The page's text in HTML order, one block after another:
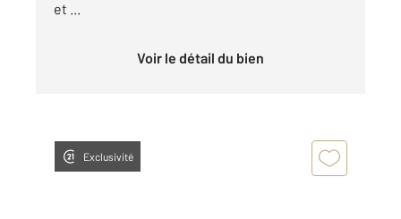
et ...
Voir le détail du bien
Exclusivité